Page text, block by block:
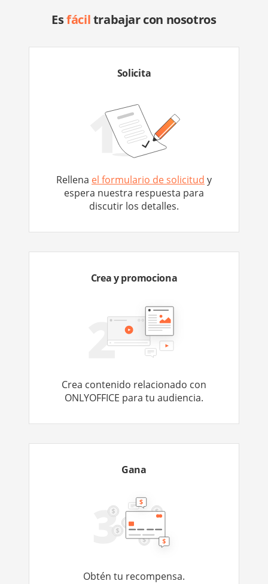
Esfáciltrabajar con nosotros
Solicita
Rellena el formulario de solicitud y
espera nuestra respuesta para
discutir los detalles.
Crea y promociona
Crea contenido relacionado con
ONLYOFFICE para tu audiencia.
Gana
Obtén tu recompensa.